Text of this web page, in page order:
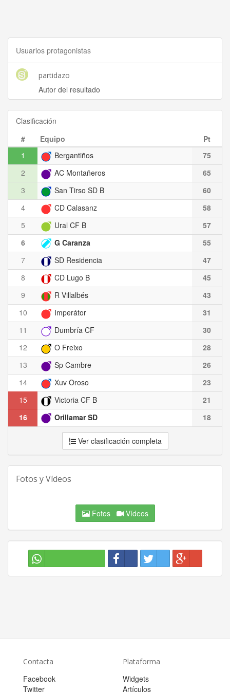
Usuarios protagonistas
partidazo
Autor del resultado
Clasificación
#
Equipo
Pt
1
Bergantiños
75
2
AC Montañeros
65
3
San Tirso SD B
60
4
CD Calasanz
58
5
Ural CF B
57
6
G Caranza
55
7
SD Residencia
47
8
CD Lugo B
45
9
R Villalbés
43
10
Imperátor
31
11
Dumbría CF
30
12
O Freixo
28
13
Sp Cambre
26
14
Xuv Oroso
23
15
Victoria CF B
21
16
Orillamar SD 18
Ver clasificación completa
Fotos y Vídeos
Fotos Vídeos
Contacta
Facebook
Twitter
Plataforma
Widgets
Artículos